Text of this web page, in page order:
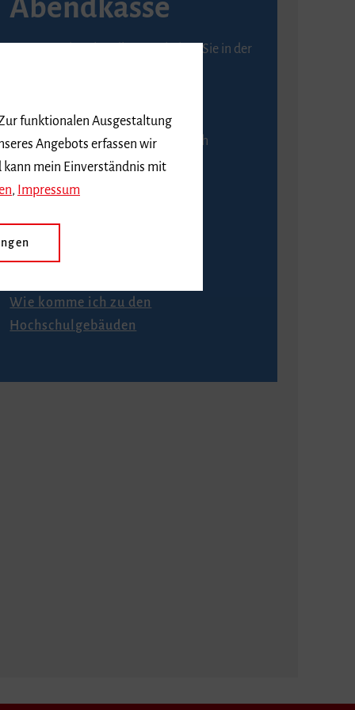
Abendkasse
Karten an der Abendkasse erhalten Sie in der
An der Abendkasse ist ausschließlich
Barzahlung möglich.
Anfahrt
Wie komme ich zu den
Hochschulgebäuden
funktionalen Ausgestaltung
Angebots erfassen wir
kann mein Einverständnis mit
, Impressum